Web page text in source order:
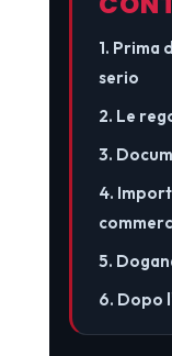
1. Prima
serio
2. Le
3.
4.
5.
6. Dopo